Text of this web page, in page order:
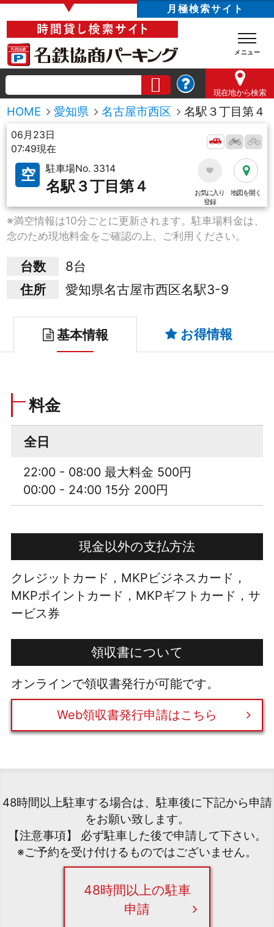
▼ 月極検索サイト
現在地から検索
HOME 愛知県 名古屋市西区 名駅３丁目第４
06月23日
07:49現在
空 駐車場No. 3314
名駅３丁目第４
お気に入り
登録
地図を開く
※満空情報は10分ごとに更新されます。駐車場料金は、
念のため現地料金をご確認の上、ご利用ください。
台数
8台
住所
愛知県名古屋市西区名駅3-9
基本情報 お得情報
料金
全日
22:00 - 08:00 最大料金 500円
00:00 - 24:00 15分 200円
現金以外の支払方法
クレジットカード，MKPビジネスカード，
MKPポイントカード，MKPギフトカード，サ
ービス券
領収書について
オンラインで領収書発行が可能です。
Web領収書発行申請はこちら
48時間以上駐車する場合は、駐車後に下記から申請
をお願い致します。
【注意事項】 必ず駐車した後で申請して下さい。
※ご予約を受け付けるものではございません。
48時間以上の駐車
申請